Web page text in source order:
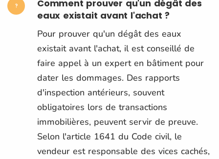
Comment prouver qu'un dégât des
eaux existait avant l'achat ?
Pour prouver qu'un dégât des eaux
existait avant l'achat, il est conseillé de
faire appel à un expert en bâtiment pour
dater les dommages. Des rapports
d'inspection antérieurs, souvent
obligatoires lors de transactions
immobilières, peuvent servir de preuve.
Selon l'article 1641 du Code civil, le
vendeur est responsable des vices cachés,